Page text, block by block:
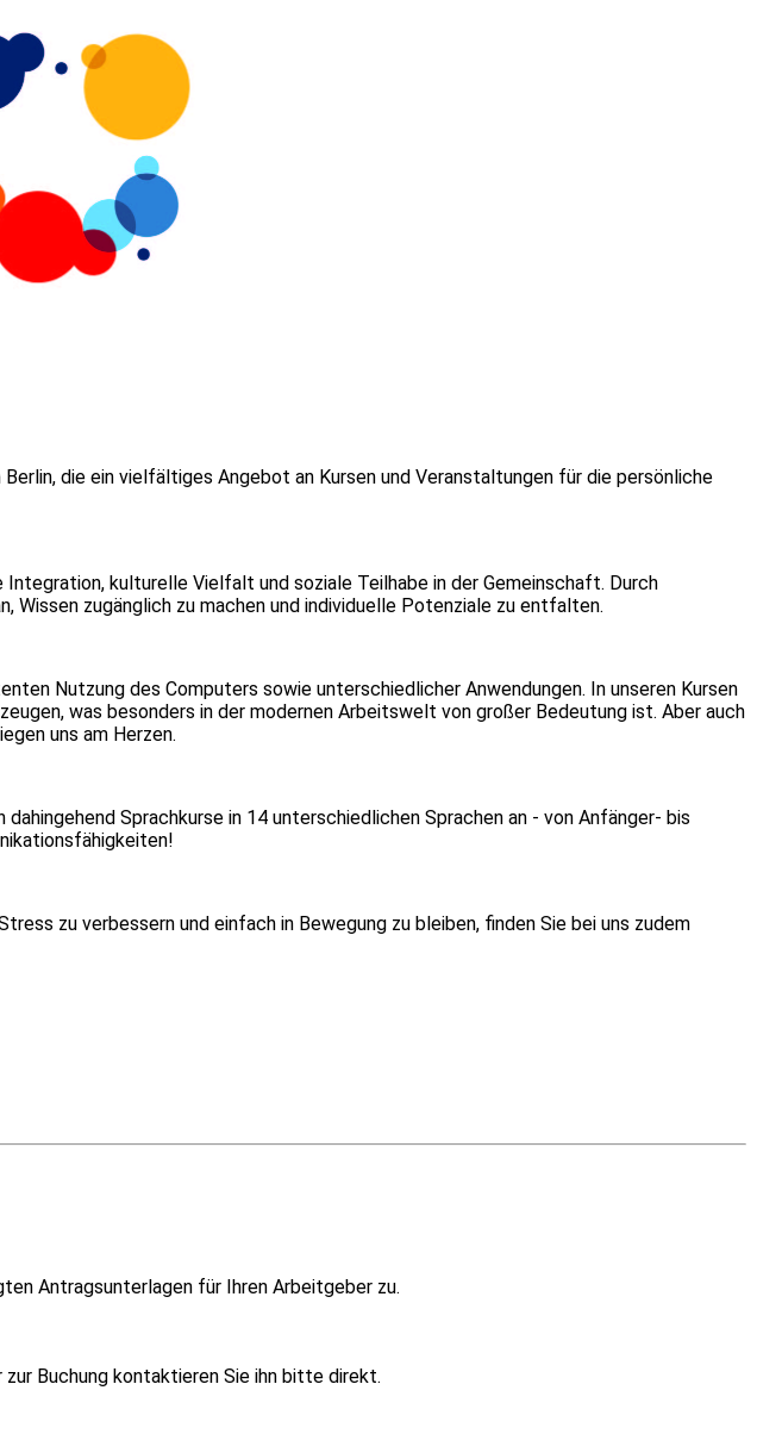
die ein vielfältiges Angebot an Kursen und Veranstaltungen für die persönliche
kulturelle Vielfalt und soziale Teilhabe in der Gemeinschaft. Durch
zugänglich zu machen und individuelle Potenziale zu entfalten.
Nutzung des Computers sowie unterschiedlicher Anwendungen. In unseren Kursen
was besonders in der modernen Arbeitswelt von großer Bedeutung ist. Aber auch
uns am Herzen.
Sprachkurse in 14 unterschiedlichen Sprachen an - von Anfänger- bis
zu verbessern und einfach in Bewegung zu bleiben, finden Sie bei uns zudem
Antragsunterlagen für Ihren Arbeitgeber zu.
Buchung kontaktieren Sie ihn bitte direkt.